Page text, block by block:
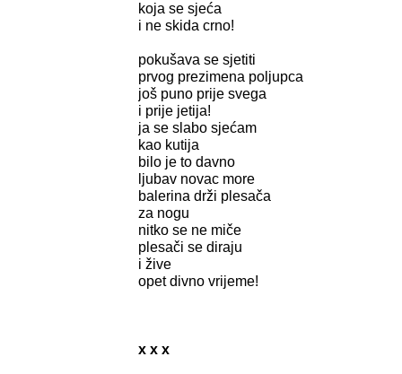
koja se sjeća
i ne skida crno!
pokušava se sjetiti
prvog prezimena poljupca
još puno prije svega
i prije jetija!
ja se slabo sjećam
kao kutija
bilo je to davno
ljubav novac more
balerina drži plesača
za nogu
nitko se ne miče
plesači se diraju
i žive
opet divno vrijeme!
x x x